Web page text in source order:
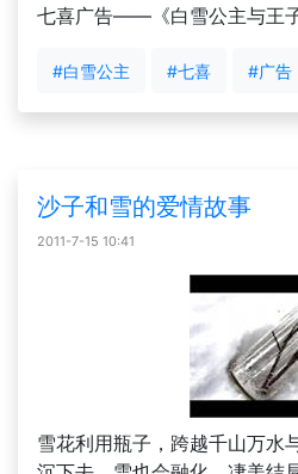
七喜广告——《白雪公主与王子
#白雪公主 #七喜 #广告
沙子和雪的爱情故事
2011-7-15 10:41
雪花利用瓶子，跨越千山万水